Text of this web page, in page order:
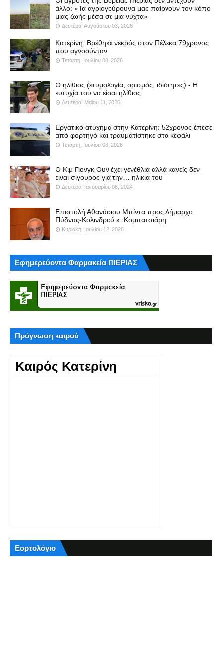
άλλο: «Τα αγριογούρουνα μας παίρνουν τον κόπο
μιας ζωής μέσα σε μια νύχτα»
Δευτέρα, Αυγούστου 03, 2026
Κατερίνη: Βρέθηκε νεκρός στον Πέλεκα 79χρονος
που αγνοούνταν
Τετάρτη, Ιουλίου 08, 2026
Ο ηλίθιος (ετυμολογία, ορισμός, ιδιότητες) - Η
ευτυχία του να είσαι ηλίθιος
Δευτέρα, Μαΐου 11, 2026
Εργατικό ατύχημα στην Κατερίνη: 52χρονος έπεσε
από φορτηγό και τραυματίστηκε στο κεφάλι
Τετάρτη, Ιουλίου 08, 2026
Ο Κιμ Γιονγκ Ουν έχει γενέθλια αλλά κανείς δεν
είναι σίγουρος για την… ηλικία του
Δευτέρα, Ιανουαρίου 08, 2024
Επιστολή Αθανάσιου Μπίντα προς Δήμαρχο
Πύδνας-Κολινδρού κ. Κομπατσιάρη
Κυριακή, Ιουλίου 12, 2026
Εφημερεύοντα Φαρμακεία ΠΙΕΡΙΑΣ
Πρόγνωση καιρού
Καιρός Κατερίνη
Εορτολόγιο